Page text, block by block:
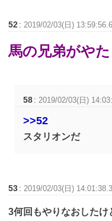
52 : 2019/02/03(日)
馬の兄弟がや
58 : 2019/02/03(日)
>>52
スタリオンだ
53 : 2019/02/03(日)
3何回もやりなおした